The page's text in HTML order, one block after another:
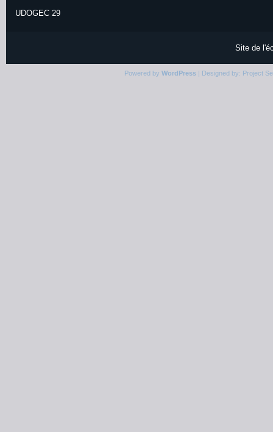
UDOGEC 29
Site de
Powered by WordPress| Designed by: Project